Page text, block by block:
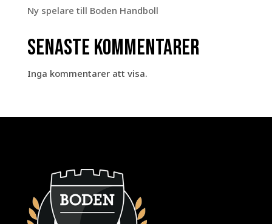
Ny spelare till Boden Handboll
Senaste kommentarer
Inga kommentarer att visa.